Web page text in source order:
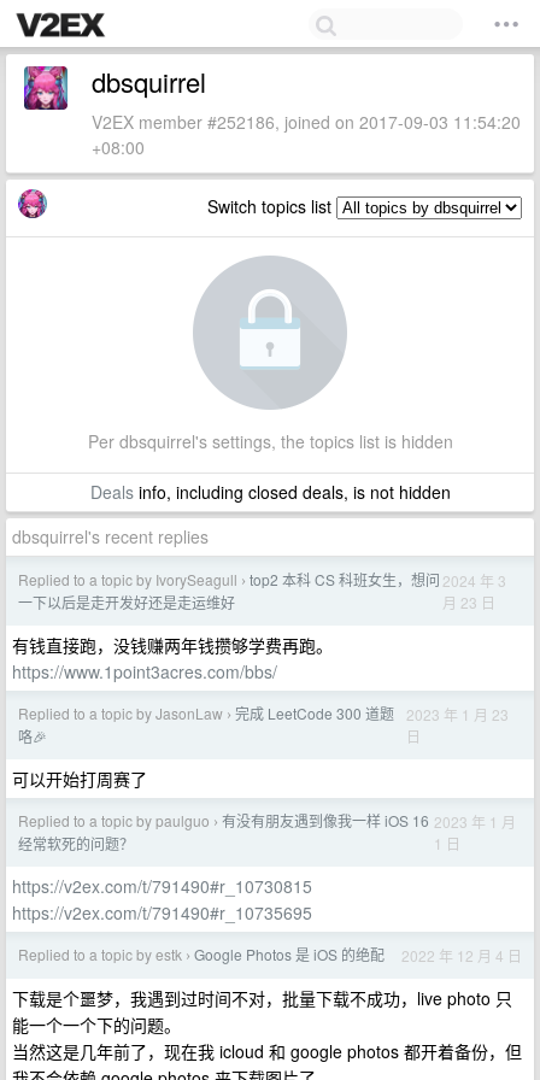
dbsquirrel
V2EX member #252186, joined on 2017-09-03 11:54:20
+08:00
Switch topics list
Per dbsquirrel's settings, the topics list is hidden
Dealsinfo, including closed deals, is not hidden
dbsquirrel's recent replies
Replied to a topic by IvorySeagull › top2 本科 CS 科班女生，想问
一下以后是走开发好还是走运维好
2024 年 3
月 23 日
有钱直接跑，没钱赚两年钱攒够学费再跑。
https://www.1point3acres.com/bbs/
Replied to a topic by JasonLaw › 完成 LeetCode 300 道题
咯🎉
2023 年 1 月 23
日
可以开始打周赛了
Replied to a topic by paulguo › 有没有朋友遇到像我一样 iOS 16
经常软死的问题？
2023 年 1 月
1 日
https://v2ex.com/t/791490#r_10730815
https://v2ex.com/t/791490#r_10735695
Replied to a topic by estk › Google Photos 是 iOS 的绝配 2022 年 12 月 4 日
下载是个噩梦，我遇到过时间不对，批量下载不成功，live photo 只
能一个一个下的问题。
当然这是几年前了，现在我 icloud 和 google photos 都开着备份，但